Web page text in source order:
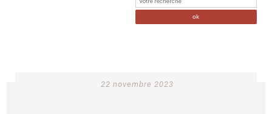
22 novembre 2023